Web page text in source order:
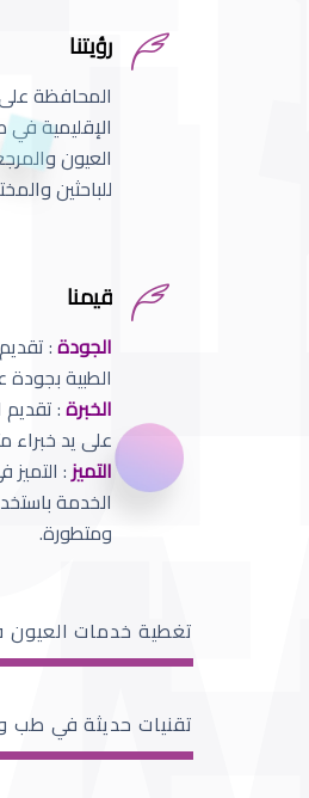
رؤيتنا
المحافظة على
الإقليمية
العيون
للباحثين
قيمنا
الجودة:
الطبية بجودة
الخبرة: تقديم
على يد
التميز:
الخدمة
ومتطورة.
تغطية خدمات
تقنيات حديثة في طب